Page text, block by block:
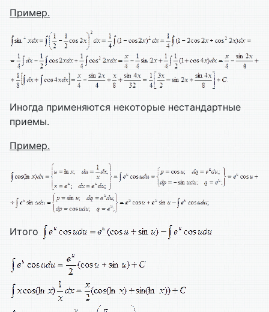
Пример.
Иногда применяются некоторые нестандартные
приемы.
Пример.
Итого